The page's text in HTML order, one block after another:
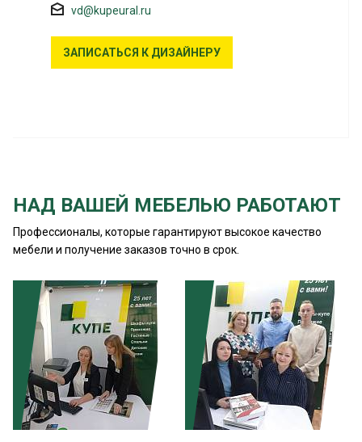
vd@kupeural.ru
ЗАПИСАТЬСЯ К ДИЗАЙНЕРУ
НАД ВАШЕЙ МЕБЕЛЬЮ РАБОТАЮТ
Профессионалы, которые гарантируют высокое качество
мебели и получение заказов точно в срок.